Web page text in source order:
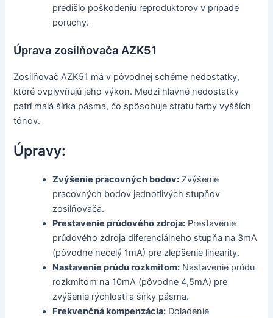
predišlo poškodeniu reproduktorov v prípade
poruchy.
Úprava zosilňovača AZK51
Zosilňovač AZK51 má v pôvodnej schéme nedostatky,
ktoré ovplyvňujú jeho výkon. Medzi hlavné nedostatky
patrí malá šírka pásma, čo spôsobuje stratu farby vyšších
tónov.
Úpravy:
Zvýšenie pracovných bodov: Zvýšenie
pracovných bodov jednotlivých stupňov
zosilňovača.
Prestavenie prúdového zdroja: Prestavenie
prúdového zdroja diferenciálneho stupňa na 3mA
(pôvodne necelý 1mA) pre zlepšenie linearity.
Nastavenie prúdu rozkmitom: Nastavenie prúdu
rozkmitom na 10mA (pôvodne 4,5mA) pre
zvýšenie rýchlosti a šírky pásma.
Frekvenčná kompenzácia: Doladenie